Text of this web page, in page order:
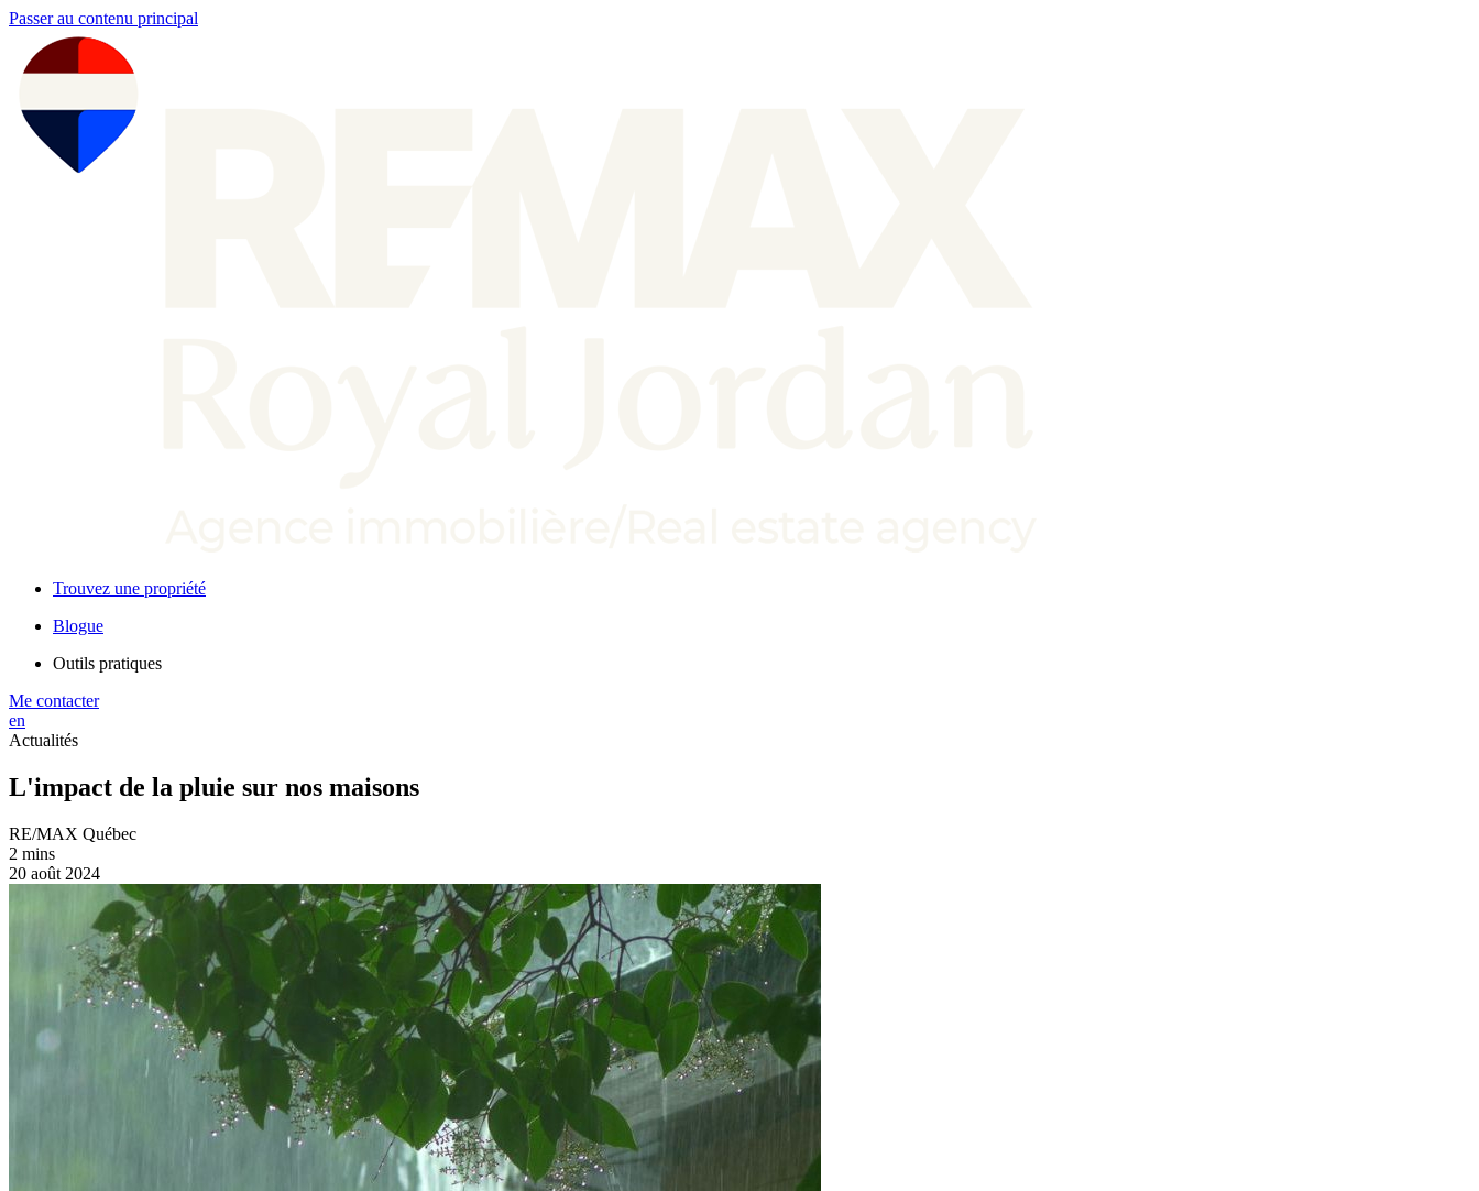
Passer au contenu principal
Trouvez une propriété
Blogue
Outils pratiques
Me contacter
en
Actualités
L'impact de la pluie sur nos maisons
RE/MAX Québec
2 mins
20 août 2024